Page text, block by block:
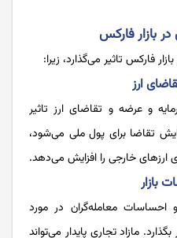
در بازار فارکس
فارکس تاثیر می‌گذارد، زیرا:
ارز
و عرضه و تقاضای ارز تاثیر
تقاضا برای پول ملی می‌شود،
ارزهای خارجی را افزایش می‌دهد.
بازار
و احساسات معامله‌گران در مورد
مازاد تجاری پایدار می‌تواند